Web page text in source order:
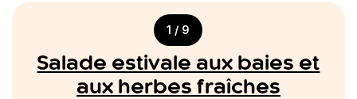
1 / 9
Salade estivale aux baies et
aux herbes fraîches